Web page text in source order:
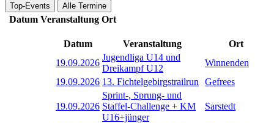
Top-Events
Alle Termine
Datum Veranstaltung Ort
Datum Veranstaltung
Ort
19.09.2026
Jugendliga U14 und
Dreikampf U12
Winnenden
19.09.2026 13. Fichtelgebirgstrailrun Gefrees
19.09.2026
Sprint-, Sprung- und
Staffel-Challenge + KM
U16+jünger
Sarstedt